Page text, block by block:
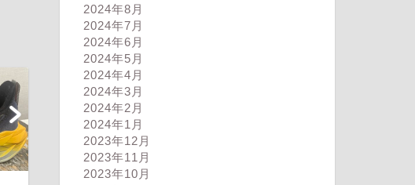
2024年8月
2024年7月
2024年6月
2024年5月
2024年4月
2024年3月
2024年2月
2024年1月
2023年12月
2023年11月
2023年10月